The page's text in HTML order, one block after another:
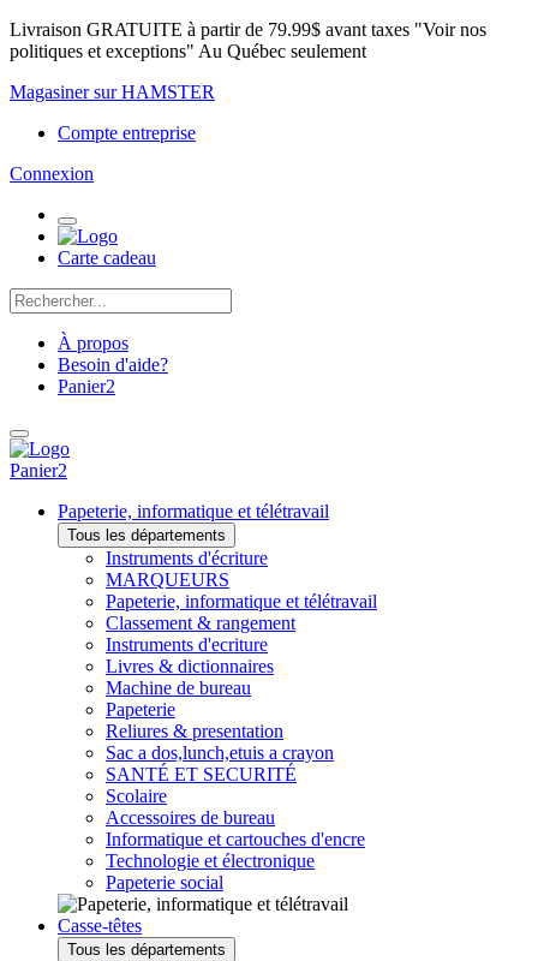
Livraison GRATUITE à partir de 79.99$ avant taxes "Voir nos
politiques et exceptions" Au Québec seulement
Magasiner sur HAMSTER
Compte entreprise
Connexion
Carte cadeau
À propos
Besoin d'aide?
Panier2
Panier2
Papeterie, informatique et télétravail
Tous les départements
Instruments d'écriture
MARQUEURS
Papeterie, informatique et télétravail
Classement & rangement
Instruments d'ecriture
Livres & dictionnaires
Machine de bureau
Papeterie
Reliures & presentation
Sac a dos,lunch,etuis a crayon
SANTÉ ET SECURITÉ
Scolaire
Accessoires de bureau
Informatique et cartouches d'encre
Technologie et électronique
Papeterie social
Casse-têtes
Tous les départements